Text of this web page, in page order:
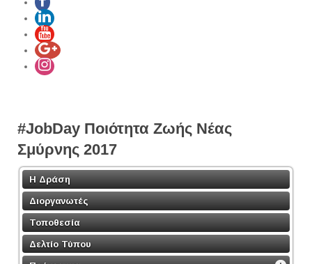
#JobDay Ποιότητα Ζωής Νέας
Σμύρνης 2017
Η Δράση
Διοργανωτές
Τοποθεσία
Δελτίο Τύπου